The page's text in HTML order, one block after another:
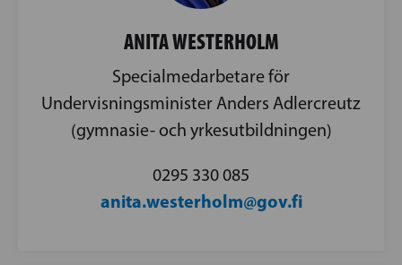
ANITA WESTERHOLM
Specialmedarbetare för
Undervisningsminister Anders Adlercreutz
(gymnasie- och yrkesutbildningen)
0295 330 085
anita.westerholm@gov.fi